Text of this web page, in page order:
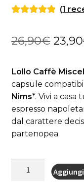
direcensioni
(1
26,90€ Il
era:
23,90
Lollo Caffè
capsule
Nims*. Vivi a casa
espresso
dal carattere
partenopea.